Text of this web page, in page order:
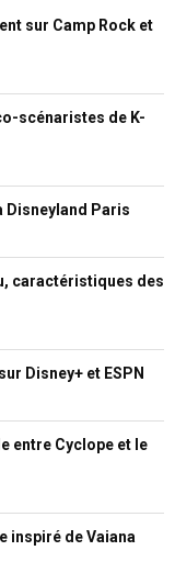
sur Camp Rock et
scénaristes de K-
Disneyland Paris
caractéristiques des
Disney+ et ESPN
entre Cyclope et le
inspiré de Vaiana